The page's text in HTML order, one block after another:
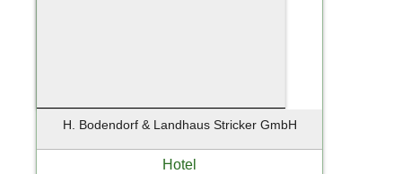
H. Bodendorf & Landhaus Stricker GmbH
Hotel